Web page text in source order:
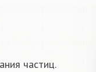
частиц.